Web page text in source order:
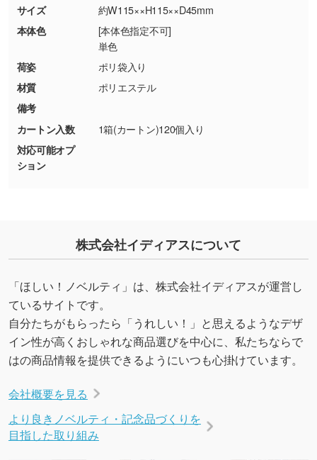
現物支給による色指定も承っております。→
しく見る
・背景がある画像からキャラクター部分だけを
シンプルな背景のデータや、使いたいキャラク
り抜き処理が可能です。→詳しく見る
・持っているデータの背景が足りない／塗り足
能です。→詳しく見る
を生成してほしい
URLをご指定いただければ、QRコードを生成
いたします。配置のご相談にも応じています。
→詳しく見る
商品が破損した場合
・商品到着後7日以上経過している場合
・お客様のご都合による返品・交換依頼(商
品・色・数量などの注文間違い等)
サイズ
約W115××H115××D45mm
本体色
[本体色指定不可]
単色
荷姿
ポリ袋入り
材質
ポリエステル
備考
カートン入数
1箱(カートン)120個入り
対応可能オプ
ション
株式会社イディアスについて
「ほしい！ノベルティ」は、株式会社イディアスが運営し
ているサイトです。
自分たちがもらったら「うれしい！」と思えるようなデザ
イン性が高くおしゃれな商品選びを中心に、私たちならで
はの商品情報を提供できるようにいつも心掛けています。
会社概要を見る
より良きノベルティ・記念品づくりを
目指した取り組み